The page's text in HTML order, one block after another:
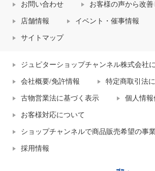
お問い合わせ お客様の声から改善
店舗情報 イベント・催事情報
サイトマップ
ジュピターショップチャンネル株式会社
会社概要/免許情報 特定商取引法
古物営業法に基づく表示 個人情報
お客様対応について
ショップチャンネルで商品販売希望の事
採用情報